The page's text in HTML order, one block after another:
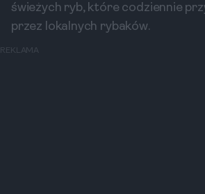
świeżych ryb, które codziennie
przez lokalnych rybaków.
REKLAMA